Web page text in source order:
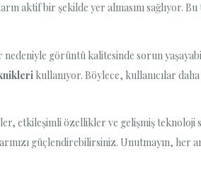
aktif bir şekilde yer almasını sağlıyor.
nedeniyle görüntü kalitesinde sorun
kullanıyor. Böylece, kullanıcılar
etkileşimli özellikler ve gelişmiş teknoloji
güçlendirebilirsiniz. Unutmayın, her